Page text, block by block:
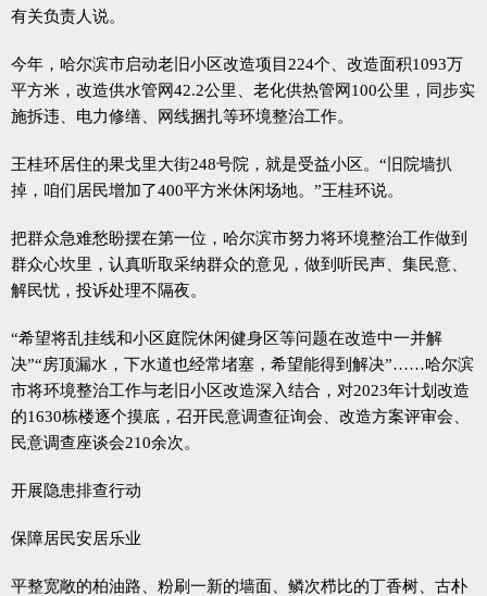
有关负责人说。
今年，哈尔滨市启动老旧小区改造项目224个、改造面积1093万
平方米，改造供水管网42.2公里、老化供热管网100公里，同步实
施拆违、电力修缮、网线捆扎等环境整治工作。
王桂环居住的果戈里大街248号院，就是受益小区。“旧院墙扒
掉，咱们居民增加了400平方米休闲场地。”王桂环说。
把群众急难愁盼摆在第一位，哈尔滨市努力将环境整治工作做到
群众心坎里，认真听取采纳群众的意见，做到听民声、集民意、
解民忧，投诉处理不隔夜。
“希望将乱挂线和小区庭院休闲健身区等问题在改造中一并解
决”“房顶漏水，下水道也经常堵塞，希望能得到解决”……哈尔滨
市将环境整治工作与老旧小区改造深入结合，对2023年计划改造
的1630栋楼逐个摸底，召开民意调查征询会、改造方案评审会、
民意调查座谈会210余次。
开展隐患排查行动
保障居民安居乐业
平整宽敞的柏油路、粉刷一新的墙面、鳞次栉比的丁香树、古朴